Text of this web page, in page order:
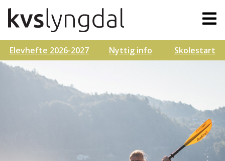
Elevhefte 2026-2027 Nyttig info Skolestart